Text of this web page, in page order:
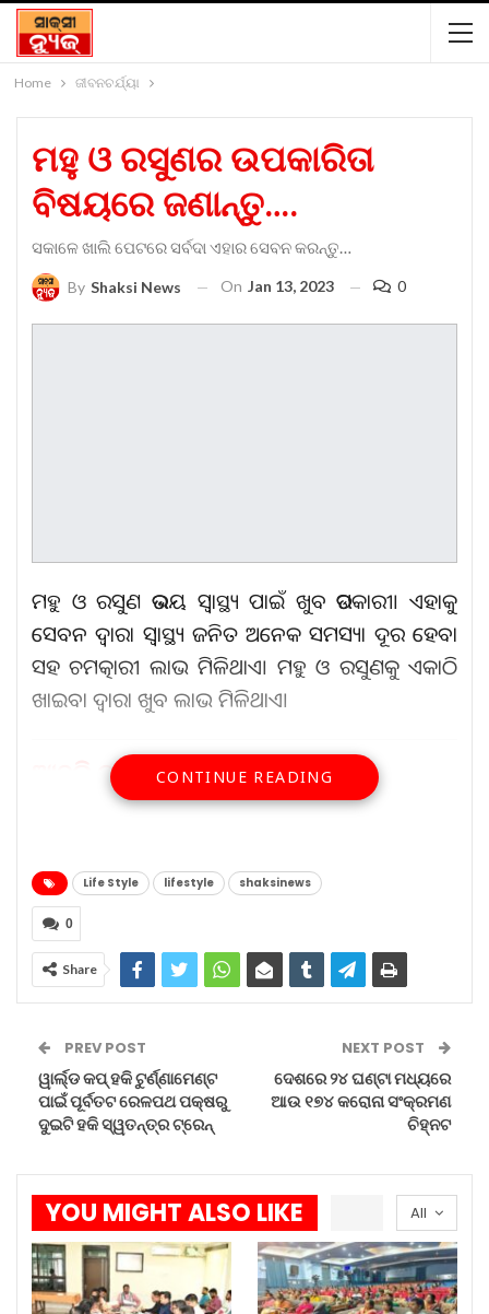
Home ଜୀବନଚର୍ଯ୍ୟା
ମହୁ ଓ ରସୁଣର ଉପକାରିତା
ବିଷୟରେ ଜଣାନ୍ତୁ….
ସକାଳେ ଖାଲି ପେଟରେ ସର୍ବଦା ଏହାର ସେବନ କରନ୍ତୁ…
By Shaksi News On Jan 13, 2023 0
ମହୁ ଓ ରସୁଣ ଉଭୟ ସ୍ୱାସ୍ଥ୍ୟ ପାଇଁ ଖୁବ ଉପକାରୀ। ଏହାକୁ
ସେବନ ଦ୍ୱାରା ସ୍ୱାସ୍ଥ୍ୟ ଜନିତ ଅନେକ ସମସ୍ୟା ଦୂର ହେବା
ସହ ଚମତ୍କାରୀ ଲାଭ ମିଳିଥାଏ। ମହୁ ଓ ରସୁଣକୁ ଏକାଠି
ଖାଇବା ଦ୍ୱାରା ଖୁବ ଲାଭ ମିଳିଥାଏ।
ଆହୁରି ପଢ଼ନ୍ତୁ...
Aug 4, 2026
୫…
Aug 4, 2026
ସ୍ୱାଧୀନତା ଦିବସ ପାଳନ ପାଇଁ…
ପ୍ରଥମେ ରସୁଣର ଚୋପା ଛଡାଇ ଏହାକୁ ହାଲକା ଭାବେ
ଛେଚି ଦିଅନ୍ତୁ। ଏହାପରେ ଏଥିରେ ମହୁ ମିଶାନ୍ତୁ। ଭଲ ଭାବେ
ମହୁ ମିଶିଗଲେ ଏହାକୁ ସେବନ କରନ୍ତୁ।
CONTINUE READING
Life Style lifestyle shaksinews
0
Share
PREV POST
ୱାର୍ଲ୍ଡ କପ୍ ହକି ଟୁର୍ଣ୍ଣାମେଣ୍ଟ
ପାଇଁ ପୂର୍ବତଟ ରେଳପଥ ପକ୍ଷରୁ
ଦୁଇଟି ହକି ସ୍ୱତନ୍ତ୍ର ଟ୍ରେନ୍
NEXT POST
ଦେଶରେ ୨୪ ଘଣ୍ଟା ମଧ୍ୟରେ
ଆଉ ୧୭୪ କରୋନା ସଂକ୍ରମଣ
ଚିହ୍ନଟ
All
YOU MIGHT ALSO LIKE